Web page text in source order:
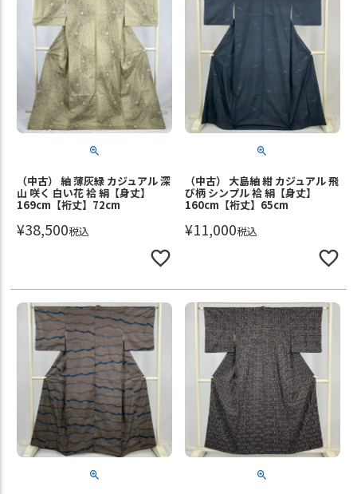
（中古） 紬 薄灰緑 カジュアル 深
山 咲く 白い花 袷 絹【身丈】
169cm【裄丈】72cm
¥38,500税込
（中古） 大島紬 紺 カジュアル 飛
び柄 シンプル 袷 絹【身丈】
160cm【裄丈】65cm
¥11,000税込